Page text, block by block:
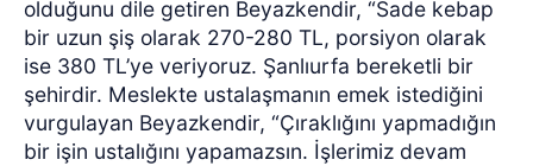
olduğunu dile getiren Beyazkendir, “Sade kebap
bir uzun şiş olarak 270-280 TL, porsiyon olarak
ise 380 TL’ye veriyoruz. Şanlıurfa bereketli bir
şehirdir. Meslekte ustalaşmanın emek istediğini
vurgulayan Beyazkendir, “Çıraklığını yapmadığın
bir işin ustalığını yapamazsın. İşlerimiz devam